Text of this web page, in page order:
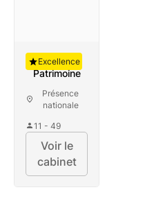
Auguste
Patrimoine
Présence
nationale
11 - 49
Excellence
Voir le
cabinet